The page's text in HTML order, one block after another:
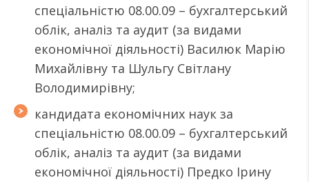
спеціальністю 08.00.09 – бухгалтерський
облік, аналіз та аудит (за видами
економічної діяльності) Василюк Марію
Михайлівну та Шульгу Світлану
Володимирівну;
кандидата економічних наук за
спеціальністю 08.00.09 – бухгалтерський
облік, аналіз та аудит (за видами
економічної діяльності) Предко Ірину